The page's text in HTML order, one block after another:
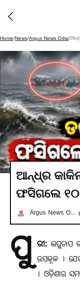
Home/News/Argus News Odia/
ଆନ୍ଧ୍ର
ଫସିଗଲେ ୧୦
Argus News Odia
ପୁ ରୀ: ଲଘୁଚାପ
ଉପକୂଳ ।
। ଓଡ଼ିଶାର